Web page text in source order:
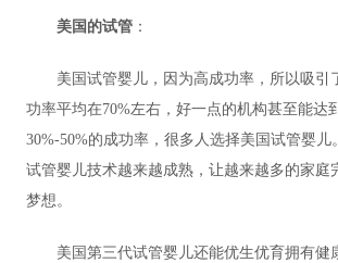
美国的试管 ：
美国试管婴儿，因为高成功率，所以吸引
功率平均在70%左右，好一点的机构甚至能达
30%-50%的成功率，很多人选择美国试管婴儿
试管婴儿技术越来越成熟，让越来越多的家庭
梦想。
美国第三代试管婴儿还能优生优育拥有健